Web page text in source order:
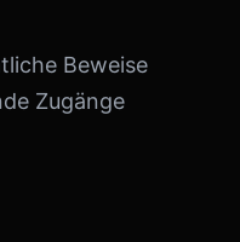
Beweise
Zugänge